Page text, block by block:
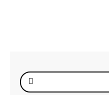
Suche
nach: